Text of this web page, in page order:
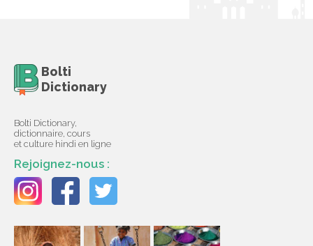
Bolti
Dictionary
Bolti Dictionary,
dictionnaire, cours
et culture hindi en ligne
Rejoignez-nous :